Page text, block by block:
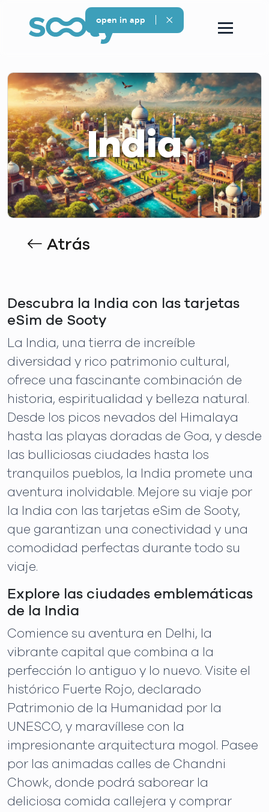
India
Atrás
Descubra la India con las tarjetas
eSim de Sooty
La India, una tierra de increíble
diversidad y rico patrimonio cultural,
ofrece una fascinante combinación de
historia, espiritualidad y belleza natural.
Desde los picos nevados del Himalaya
hasta las playas doradas de Goa, y desde
las bulliciosas ciudades hasta los
tranquilos pueblos, la India promete una
aventura inolvidable. Mejore su viaje por
la India con las tarjetas eSim de Sooty,
que garantizan una conectividad y una
comodidad perfectas durante todo su
viaje.
Explore las ciudades emblemáticas
de la India
Comience su aventura en Delhi, la
vibrante capital que combina a la
perfección lo antiguo y lo nuevo. Visite el
histórico Fuerte Rojo, declarado
Patrimonio de la Humanidad por la
UNESCO, y maravíllese con la
impresionante arquitectura mogol. Pasee
por las animadas calles de Chandni
Chowk, donde podrá saborear la
deliciosa comida callejera y comprar
open in app